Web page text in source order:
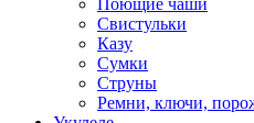
Поющие чаши
Свистульки
Казу
Сумки
Струны
Ремни, ключи,